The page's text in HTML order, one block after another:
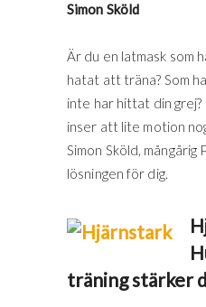
Simon Sköld
Är du en latmask som
hatat att träna? Som
inte har hittat din
inser att lite motion
Simon Sköld,
lösningen för dig.
träning stärker